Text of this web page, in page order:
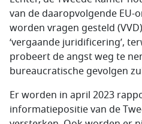
van de daaropvolgende EU-
worden vragen gesteld
‘vergaande juridificering’,
probeert de angst weg te
bureaucratische gevolgen
Er worden in april 2023
informatiepositie van de